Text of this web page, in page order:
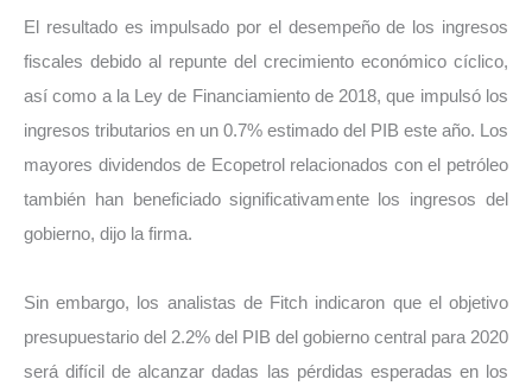
El resultado es impulsado por el desempeño de los ingresos
fiscales debido al repunte del crecimiento económico cíclico,
así como a la Ley de Financiamiento de 2018, que impulsó los
ingresos tributarios en un 0.7% estimado del PIB este año. Los
mayores dividendos de Ecopetrol relacionados con el petróleo
también han beneficiado significativamente los ingresos del
gobierno, dijo la firma.
Sin embargo, los analistas de Fitch indicaron que el objetivo
presupuestario del 2.2% del PIB del gobierno central para 2020
será difícil de alcanzar dadas las pérdidas esperadas en los